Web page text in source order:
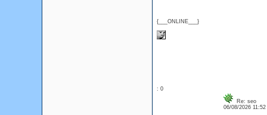
{___ONLINE___}
: 0
Re: seo
06/08/2026